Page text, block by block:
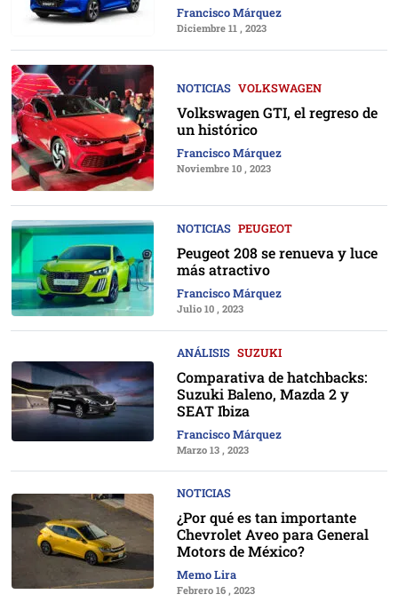
Francisco Márquez
Diciembre 11 , 2023
NOTICIAS VOLKSWAGEN
Volkswagen GTI, el regreso de
un histórico
Francisco Márquez
Noviembre 10 , 2023
NOTICIAS PEUGEOT
Peugeot 208 se renueva y luce
más atractivo
Francisco Márquez
Julio 10 , 2023
ANÁLISIS SUZUKI
Comparativa de hatchbacks:
Suzuki Baleno, Mazda 2 y
SEAT Ibiza
Francisco Márquez
Marzo 13 , 2023
NOTICIAS
¿Por qué es tan importante
Chevrolet Aveo para General
Motors de México?
Memo Lira
Febrero 16 , 2023